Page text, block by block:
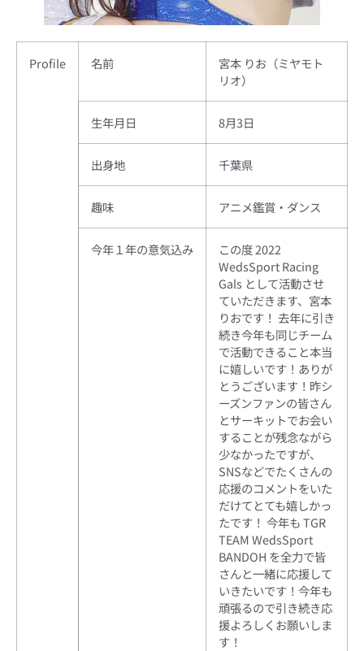
Profile 名前
宮本 りお（ミヤモト
リオ）
生年月日 8月3日
出身地 千葉県
趣味 アニメ鑑賞・ダンス
今年１年の意気込み
この度 2022
WedsSport Racing
Gals として活動させ
ていただきます、宮本
りおです！ 去年に引き
続き今年も同じチーム
で活動できること本当
に嬉しいです！ありが
とうございます！昨シ
ーズンファンの皆さん
とサーキットでお会い
することが残念ながら
少なかったですが、
SNSなどでたくさんの
応援のコメントをいた
だけてとても嬉しかっ
たです！ 今年も TGR
TEAM WedsSport
BANDOH を全力で皆
さんと一緒に応援して
いきたいです！今年も
頑張るので引き続き応
援よろしくお願いしま
す！